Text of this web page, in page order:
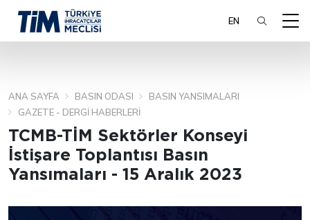
EN
ARA
ANA SAYFA BASIN ODASI
BASIN YANSIMALARI
GAZETE - DERGI HABERLERI
TCMB-TİM Sektörler Konseyi
İstişare Toplantısı Basın
Yansımaları - 15 Aralık 2023